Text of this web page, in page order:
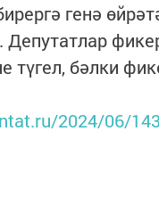
генә
Депутатлар
түгел, бәлки
2024/06/